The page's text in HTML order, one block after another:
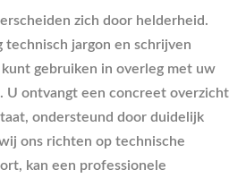
zich door helderheid.
jargon en schrijven
gebruiken in overleg met uw
U ontvangt een concreet overzicht
ondersteund door duidelijk
ons richten op technische
kan een professionele